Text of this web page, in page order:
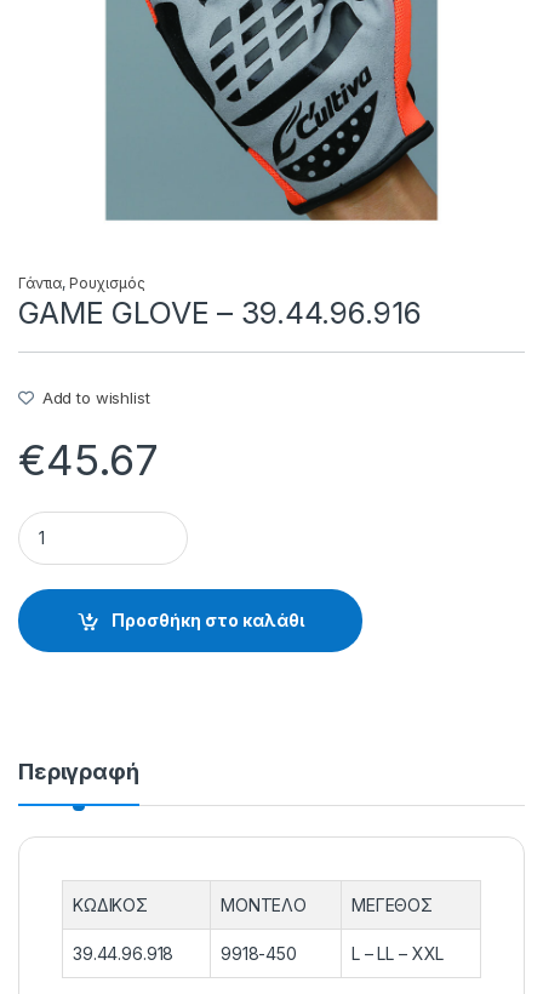
Γάντια, Ρουχισμός
GAME GLOVE – 39.44.96.916
Add to wishlist
€45.67
GAME GLOVE - 39.44.96.916 quantity
Προσθήκη στο καλάθι
Περιγραφή
ΚΩΔΙΚΟΣ ΜΟΝΤΕΛΟ ΜΕΓΕΘΟΣ
39.44.96.918 9918-450 L – LL – XXL